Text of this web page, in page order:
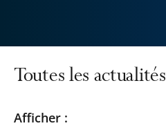
Toutes les actualités
Passer
Passer
Afficher :